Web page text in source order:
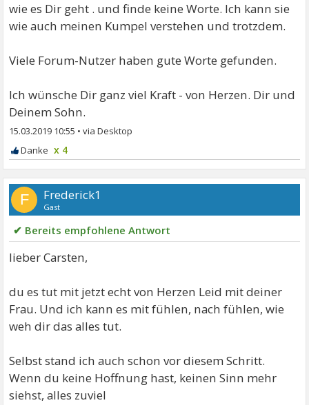
wie es Dir geht . und finde keine Worte. Ich kann sie
wie auch meinen Kumpel verstehen und trotzdem.
Viele Forum-Nutzer haben gute Worte gefunden.
Ich wünsche Dir ganz viel Kraft - von Herzen. Dir und
Deinem Sohn.
15.03.2019 10:55 •
x 4
F Frederick1
Gast
✔ Bereits empfohlene Antwort
lieber Carsten,
du es tut mit jetzt echt von Herzen Leid mit deiner
Frau. Und ich kann es mit fühlen, nach fühlen, wie
weh dir das alles tut.
Selbst stand ich auch schon vor diesem Schritt.
Wenn du keine Hoffnung hast, keinen Sinn mehr
siehst, alles zuviel